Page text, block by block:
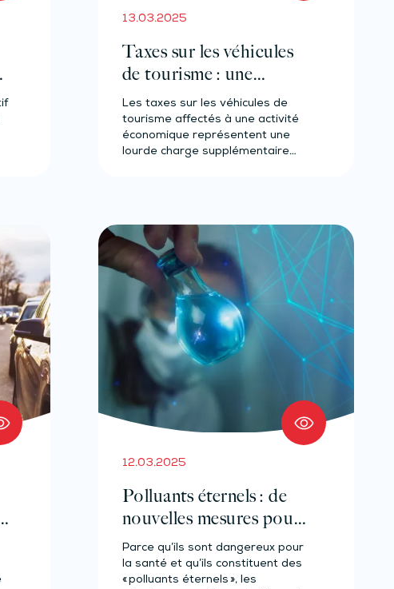
13.03.2025
Taxes sur les véhicules
de tourisme : une
tolérance pour les petites
entreprises ?
Les taxes sur les véhicules de
tourisme affectés à une activité
économique représentent une
lourde charge supplémentaire
12.03.2025
Polluants éternels : de
nouvelles mesures pour
mettre fin aux PFAS !
Parce qu’ils sont dangereux pour
la santé et qu’ils constituent des
« polluants éternels », les